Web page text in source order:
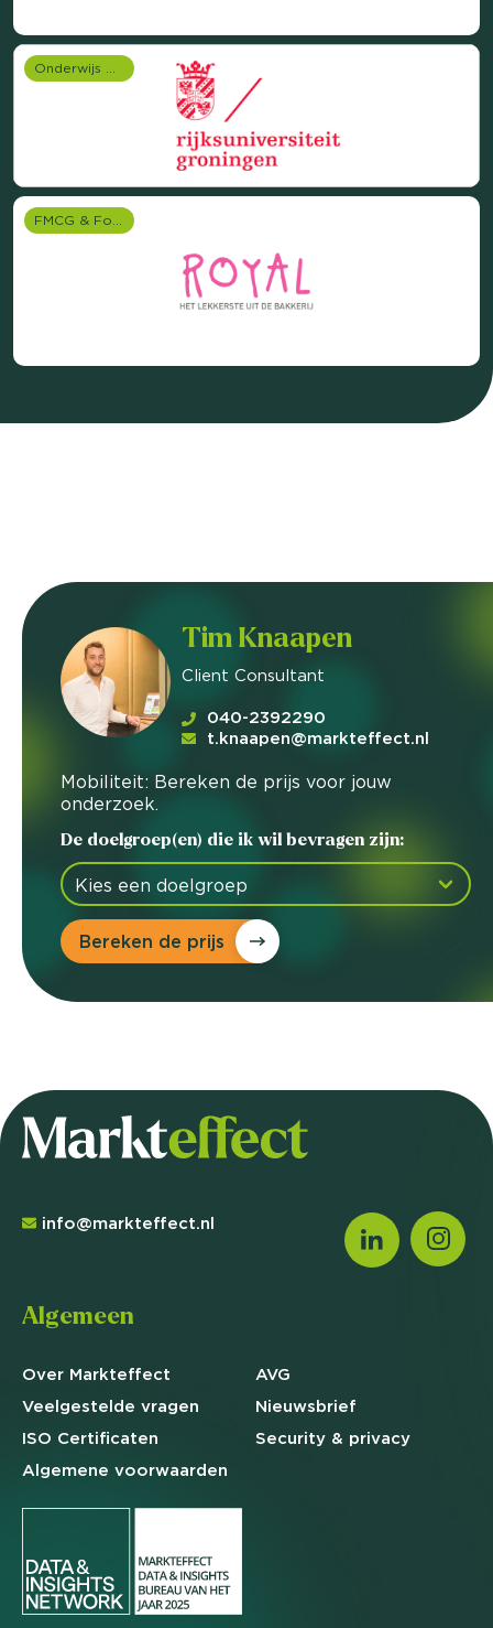
Onderwijs onderzoek
FMCG & Food branche
Tim Knaapen
Client Consultant
040-2392290
t.knaapen@markteffect.nl
Mobiliteit: Bereken de prijs voor jouw
onderzoek.
De doelgroep(en) die ik wil bevragen zijn:
Bereken de prijs
info@markteffect.nl
Algemeen
Over Markteffect
Veelgestelde vragen
ISO Certificaten
Algemene voorwaarden
AVG
Nieuwsbrief
Security & privacy